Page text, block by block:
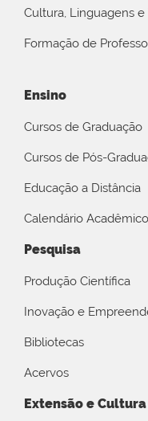
Cultura, Linguagens
Formação de
Ensino
Cursos de Graduação
Cursos de Pós-
Educação a Distância
Calendário Acadêmico
Pesquisa
Produção Científica
Inovação e
Bibliotecas
Acervos
Extensão e Cultura